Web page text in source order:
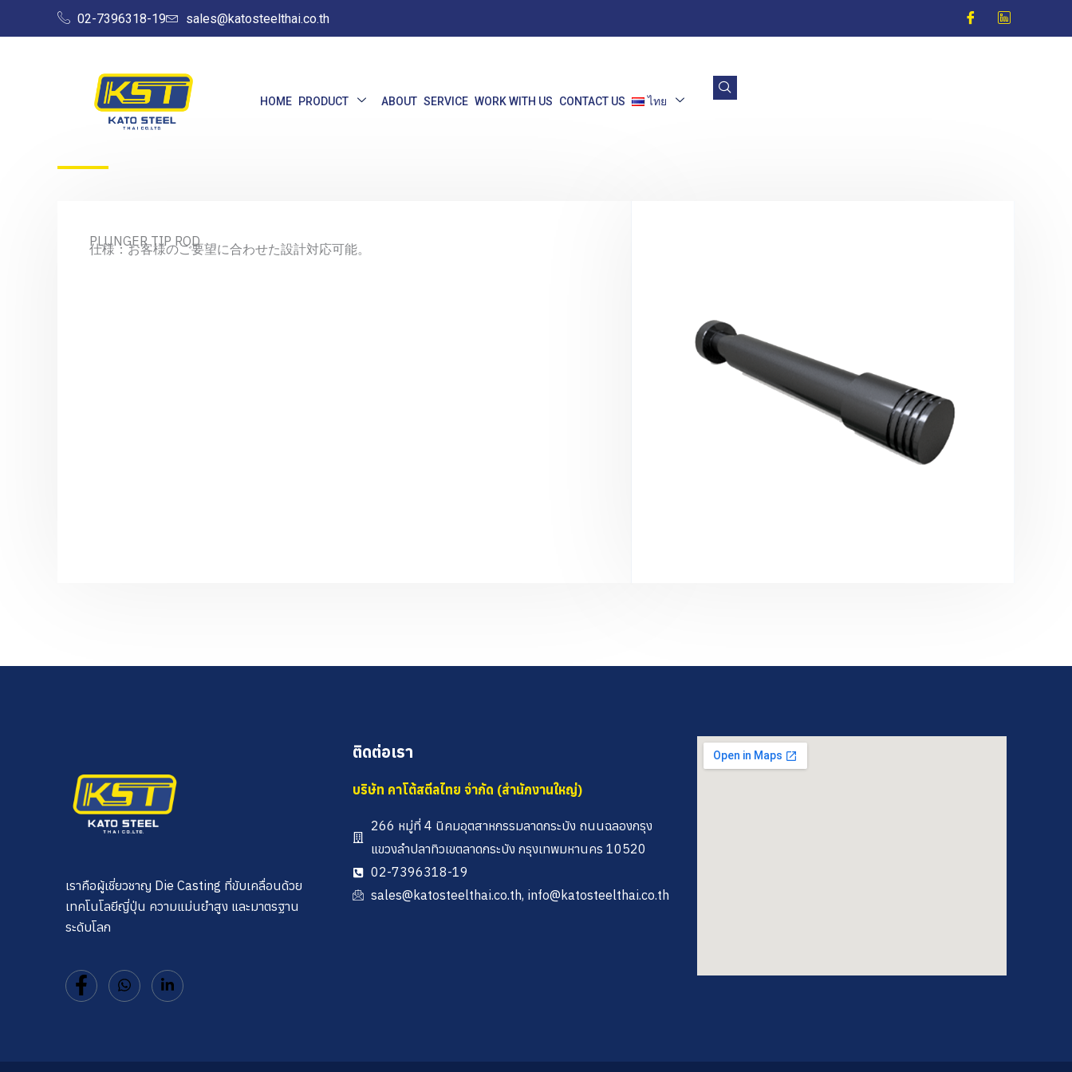
to
02-7396318-19 sales@katosteelthai.co.th
HOME PRODUCT ABOUT SERVICE WORK WITH US CONTACT US ไทย
PLUNGER TIP ROD
仕様：お客様のご要望に合わせた設計対応可能。
เราคือผู้เชี่ยวชาญ Die Casting ที่ขับเคลื่อนด้วย
เทคโนโลยีญี่ปุ่น ความแม่นยำสูง และมาตรฐาน
ระดับโลก
ติดต่อเรา
บริษัท คาโต้สตีลไทย จำกัด (สำนักงานใหญ่)
266 หมู่ที่ 4 นิคมอุตสาหกรรมลาดกระบัง ถนนฉลองกรุง
แขวงลำปลาทิวเขตลาดกระบัง กรุงเทพมหานคร 10520
02-7396318-19
sales@katosteelthai.co.th, info@katosteelthai.co.th